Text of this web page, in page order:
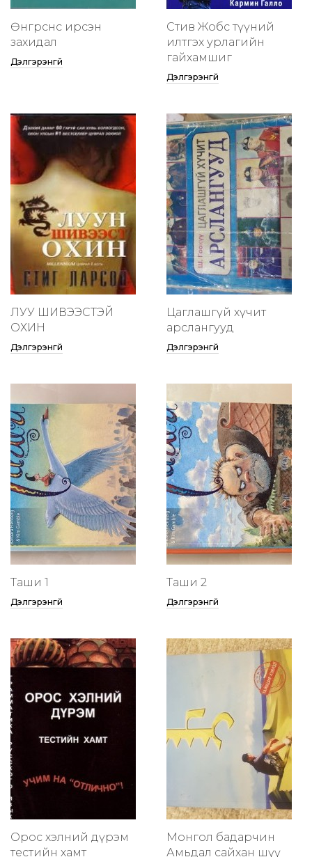
Өнгөрснөөс ирсэн
захидал
Дэлгэрэнгүй
Стив Жобс түүний
илтгэх урлагийн
гайхамшиг
Дэлгэрэнгүй
ЛУУ ШИВЭЭСТЭЙ
ОХИН
Дэлгэрэнгүй
Цаглашгүй хүчит
арслангууд
Дэлгэрэнгүй
Таши 1
Дэлгэрэнгүй
Таши 2
Дэлгэрэнгүй
Орос хэлний дүрэм
тестийн хамт
Монгол бадарчин
Амьдал сайхан шүү